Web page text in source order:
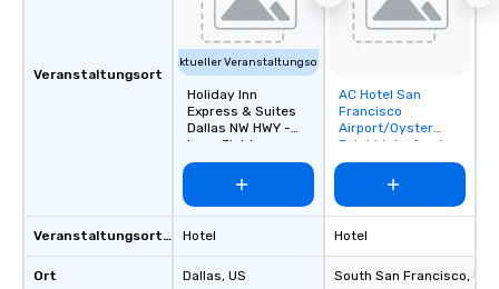
Veranstaltungsort
Veranstaltungsortstyp
Ort
Aktueller Veranstaltungsort
Holiday Inn
Express & Suites
Dallas NW HWY -
Love Field
Hotel
Dallas, US
Removed from
favorites
AC Hotel San
Francisco
Airport/Oyster
Point Waterfront
Hotel
South San Francisco, US